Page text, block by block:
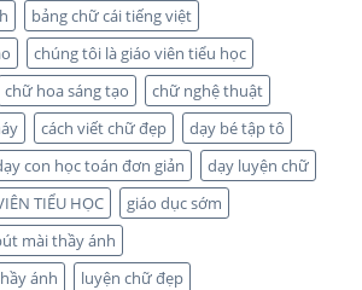
bảng chữ cái tiếng việt
chúng tôi là giáo viên tiểu học
chữ hoa sáng tạo
chữ nghệ thuật
cách viết chữ đẹp
dạy bé tập tô
con học toán đơn giản
dạy luyện chữ
TIỂU HỌC
giáo dục sớm
mài thầy ánh
ánh
luyện chữ đẹp